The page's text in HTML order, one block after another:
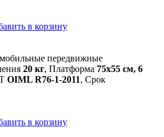
в корзину
мобильные передвижные
20 кг, Платформа 75х55 см, 6
OIML R76-1-2011, Срок
в корзину